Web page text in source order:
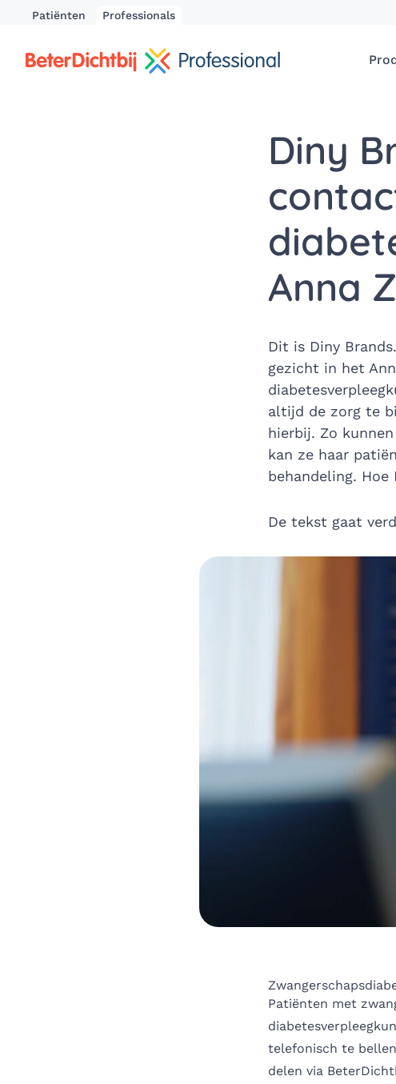
Patiënten Professionals
Diny
Anna
Dit is Diny
gezicht in het
altijd de zorg te
hierbij. Zo
kan ze haar
behandeling. Hoe
De tekst gaat
Patiënten met
telefonisch te
delen via